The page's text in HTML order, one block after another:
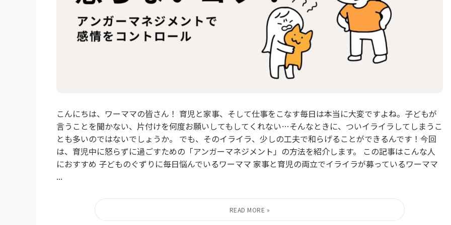
こんにちは、ワーママの皆さん！ 育児と家事、そして仕事をこなす毎日は本当に大変ですよね。子どもが
言うことを聞かない、片付けを何度お願いしてもしてくれない…そんなときに、ついイライラしてしまうこ
とも多いのではないでしょうか。 でも、そのイライラ、少しの工夫で和らげることができるんです！今回
は、育児中に怒らずに過ごすための「アンガーマネジメント」の方法を紹介します。 この記事はこんな人
におすすめ 子どものぐずりに毎日悩んでいるワーママ 家事と育児の両立でイライラが募っているワーママ
...